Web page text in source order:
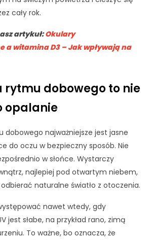
cały rok.
artykuł:Okulary
a witamina D3 – Jak wpływają na
rytmu dobowego to nie
opalanie
dobowego najważniejsze jest jasne
do oczu w bezpieczny sposób. Nie
w słońce. Wystarczy
najlepiej pod otwartym niebem,
naturalne światło z otoczenia.
nawet wtedy, gdy
jest słabe, na przykład rano, zimą
To ważne, bo oznacza, że